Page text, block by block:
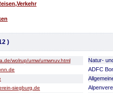
)
wolrup/umw/umwnuv.html Natur-
ADFC
siegburg.de